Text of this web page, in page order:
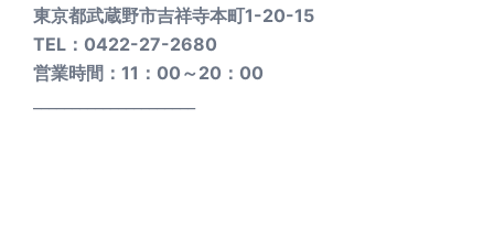
東京都武蔵野市吉祥寺本町1-20-15
TEL：0422-27-2680
営業時間：11：00～20：00